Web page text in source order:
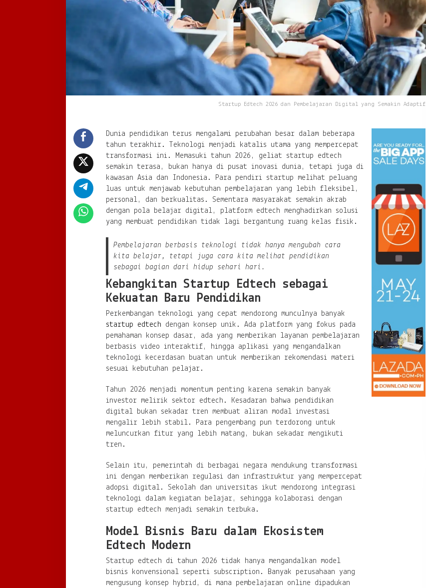
Startup Edtech 2026 dan Pembelajaran Digital yang Semakin Adaptif
Dunia pendidikan terus mengalami perubahan besar dalam beberapa
tahun terakhir. Teknologi menjadi katalis utama yang mempercepat
transformasi ini. Memasuki tahun 2026, geliat startup edtech
semakin terasa, bukan hanya di pusat inovasi dunia, tetapi juga di
kawasan Asia dan Indonesia. Para pendiri startup melihat peluang
luas untuk menjawab kebutuhan pembelajaran yang lebih fleksibel,
personal, dan berkualitas. Sementara masyarakat semakin akrab
dengan pola belajar digital, platform edtech menghadirkan solusi
yang membuat pendidikan tidak lagi bergantung ruang kelas fisik.
Pembelajaran berbasis teknologi tidak hanya mengubah cara
kita belajar, tetapi juga cara kita melihat pendidikan
sebagai bagian dari hidup sehari hari.
Kebangkitan Startup Edtech sebagai
Kekuatan Baru Pendidikan
Perkembangan teknologi yang cepat mendorong munculnya banyak
startup edtech dengan konsep unik. Ada platform yang fokus pada
pemahaman konsep dasar, ada yang memberikan layanan pembelajaran
berbasis video interaktif, hingga aplikasi yang mengandalkan
teknologi kecerdasan buatan untuk memberikan rekomendasi materi
sesuai kebutuhan pelajar.
Tahun 2026 menjadi momentum penting karena semakin banyak
investor melirik sektor edtech. Kesadaran bahwa pendidikan
digital bukan sekadar tren membuat aliran modal investasi
mengalir lebih stabil. Para pengembang pun terdorong untuk
meluncurkan fitur yang lebih matang, bukan sekadar mengikuti
tren.
Selain itu, pemerintah di berbagai negara mendukung transformasi
ini dengan memberikan regulasi dan infrastruktur yang mempercepat
adopsi digital. Sekolah dan universitas ikut mendorong integrasi
teknologi dalam kegiatan belajar, sehingga kolaborasi dengan
startup edtech menjadi semakin terbuka.
Model Bisnis Baru dalam Ekosistem
Edtech Modern
Startup edtech di tahun 2026 tidak hanya mengandalkan model
bisnis konvensional seperti subscription. Banyak perusahaan yang
mengusung konsep hybrid, di mana pembelajaran online dipadukan